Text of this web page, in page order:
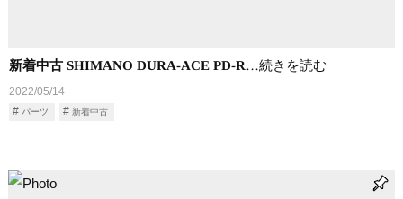
新着中古 SHIMANO DURA-ACE PD-R…続きを読む
2022/05/14
パーツ 新着中古